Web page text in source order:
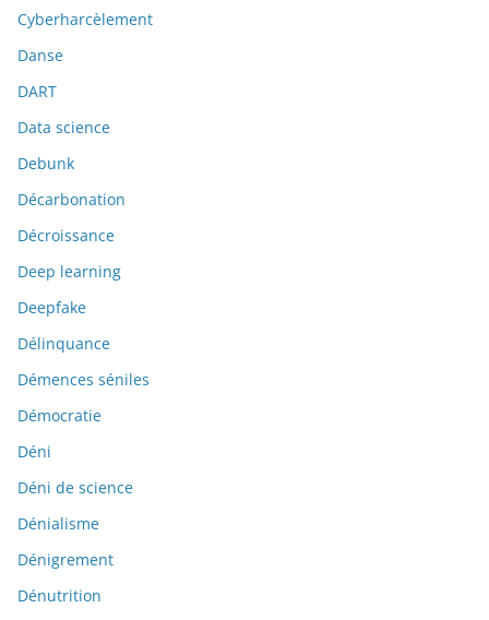
Cyberharcèlement
Danse
DART
Data science
Debunk
Décarbonation
Décroissance
Deep learning
Deepfake
Délinquance
Démences séniles
Démocratie
Déni
Déni de science
Dénialisme
Dénigrement
Dénutrition